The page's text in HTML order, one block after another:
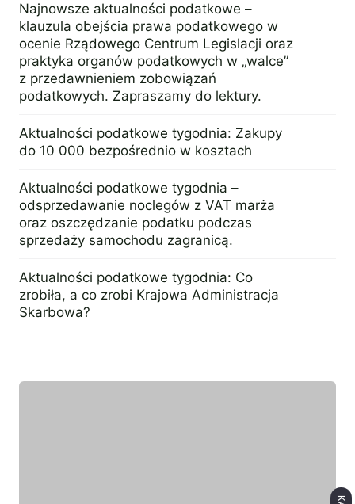
Najnowsze aktualności podatkowe –
klauzula obejścia prawa podatkowego w
ocenie Rządowego Centrum Legislacji oraz
praktyka organów podatkowych w „walce”
z przedawnieniem zobowiązań
podatkowych. Zapraszamy do lektury.
Aktualności podatkowe tygodnia: Zakupy
do 10 000 bezpośrednio w kosztach
Aktualności podatkowe tygodnia –
odsprzedawanie noclegów z VAT marża
oraz oszczędzanie podatku podczas
sprzedaży samochodu zagranicą.
Aktualności podatkowe tygodnia: Co
zrobiła, a co zrobi Krajowa Administracja
Skarbowa?